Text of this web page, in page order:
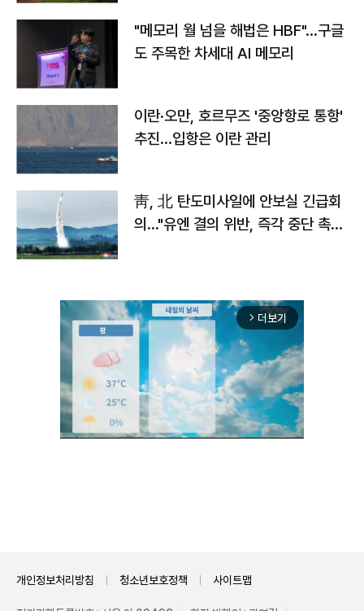
"메모리 월 넘을 해법은 HBF"…구글
도 주목한 차세대 AI 메모리
이란·오만, 호르무즈 '중앙항로 통항'
추진…입항은 이란 관리
靑, 北 탄도미사일에 안보실 긴급회
의…"유엔 결의 위반, 즉각 중단 촉
arrow_forward_ios 더보기
개인정보처리방침 청소년보호정책 사이트맵